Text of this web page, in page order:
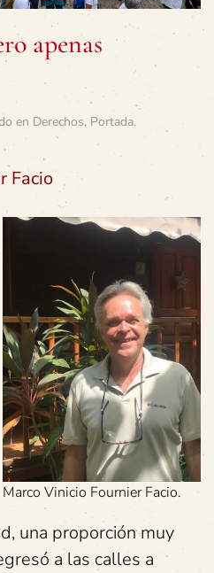
apenas
en Derechos, Portada.
Facio
Marco Vinicio Fournier Facio.
una proporción muy
a las calles a